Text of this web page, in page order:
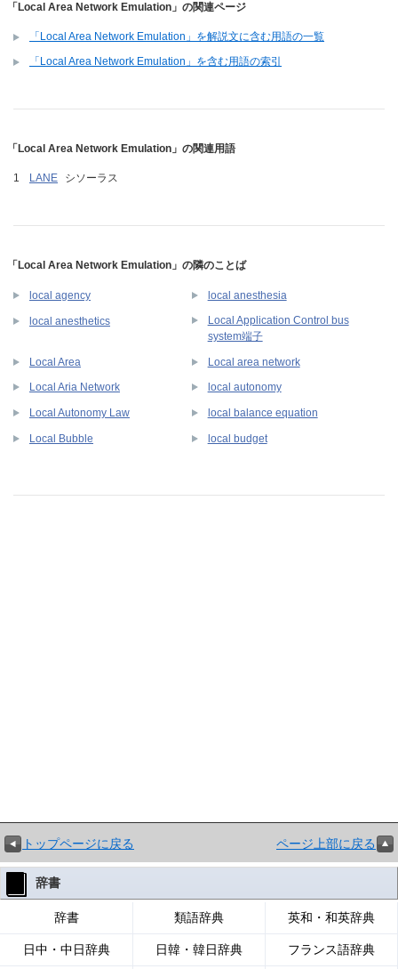
「Local Area Network Emulation」の関連ページ
「Local Area Network Emulation」を解説文に含む用語の一覧
「Local Area Network Emulation」を含む用語の索引
「Local Area Network Emulation」の関連用語
LANE シソーラス
「Local Area Network Emulation」の隣のことば
local agency local anesthesia
local anesthetics
Local Application Control bus
system端子
Local Area Local area network
Local Aria Network local autonomy
Local Autonomy Law local balance equation
Local Bubble local budget
トップページに戻る ページ上部に戻る
辞書
辞書 類語辞典 英和・和英辞典
日中・中日辞典 日韓・韓日辞典 フランス語辞典